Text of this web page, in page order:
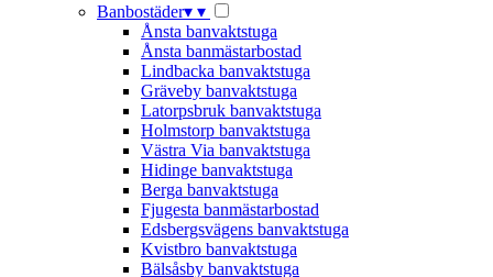
Banbostäder▾ ▾
Ånsta banvaktstuga
Ånsta banmästarbostad
Lindbacka banvaktstuga
Gräveby banvaktstuga
Latorpsbruk banvaktstuga
Holmstorp banvaktstuga
Västra Via banvaktstuga
Hidinge banvaktstuga
Berga banvaktstuga
Fjugesta banmästarbostad
Edsbergsvägens banvaktstuga
Kvistbro banvaktstuga
Bälsåsby banvaktstuga